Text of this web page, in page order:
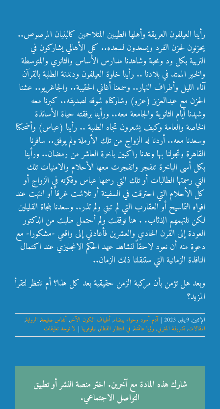
رأينا العيلفون العريقة وأهلها الطيبين المتلاحمين كالبنيان المرصوص..
يحزنون لحزن الفرد ويسعدون لسعده.. كل الأهالي يشاركون في
التربية بكل ود ومحبة وشاهدنا مدارس الأساس والثانوي والمتوسطة
والخير الممتد في بلادنا .. رأينا خلوة العيلفون ودندنة الطلبة بالقرآن
آناء الليل وأطراف النهار.. وسمعنا أغاني الحقيبة.. والجاغريو.. عشنا
الحزن مع عبدالعزيز (عزو) وشاركناه شوقه لصديقه.. كبرنا معه
وشهدنا أيام الثانوية والجامعة معه.. ورأينا برفقته حياة الأساتذة
الخاصة والعامة وكيف يشعرون تجاه الطلبة .. رأينا (عباس) وأضحكنا
وسعدنا معه.. أردنا له الزواج من تلك الأرملة ولم يوفق.. سافرنا
القاهرة وتجولنا بها وعدنا راكبين باخرة العاشر من رمضان.. ورأينا
بكل أسى الباخرة تنفجر وانفجرت معها الأحلام والامنيات تلك
التي رسمتها الطالبات أو تلك التي رسمها عباس وفكرته في الزواج أو
كل الأحلام التي احترقت في السفينة أو تلاشت غرقاً أو انتهت عند
افواه التماسيح أو العقارب التي لم تبقِ ولم تذر.. وسعدنا بنجاة القليلين
لكن تلتهمهم الذئاب. . هنا توقفت ولم أحتمل طلبت من الدكتور
العودة إلى القرن الحادي والعشرين فأعادني إلى واقعي -مشكورا- مع
دعوة منه أن نعود لاحقاً لنشاهد عهد الحكم الانجليزي عند اكتمال
النافذة الزمانية التي ستنقلنا ذلك الزمان..
وبعد هل تؤمن بأن مركبة الزمن حقيقية بعد كل هذا؟ أم تنتظر لتقرأ
المزيد؟
الإثنين, 9يناير, 2023 | آدم أسود وحواء بيضاء,أطياف الكون الآخر,أنفاس صليحة, الرواية,
المقالات, تشريقة المغربي, رؤيا عائشة, في انتظار القطار,نيلوفوبيا | لا توجد تعليقات
شارك هذه المادة مع آخرين. اختر منصة النشر أو تطبيق
التواصل الاجتماعي.